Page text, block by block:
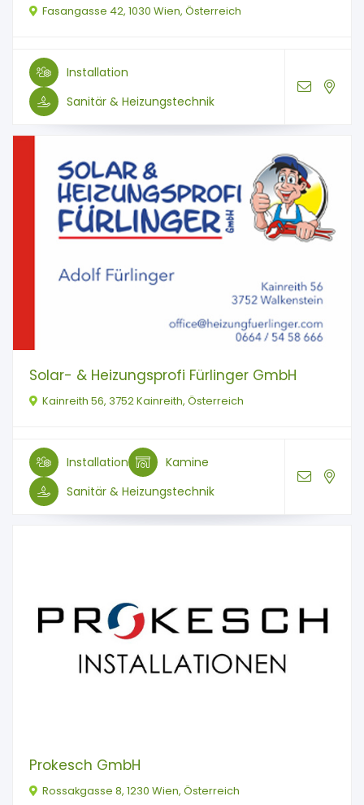
Fasangasse 42, 1030 Wien, Österreich
Installation
Sanitär & Heizungstechnik
Solar- & Heizungsprofi Fürlinger GmbH
Kainreith 56, 3752 Kainreith, Österreich
Installation
Kamine
Sanitär & Heizungstechnik
Prokesch GmbH
Rossakgasse 8, 1230 Wien, Österreich